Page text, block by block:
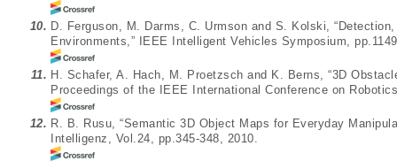
10. D. Ferguson, M. Darms, C. Urmson and S. Kolski,
Environments,” IEEE Intelligent Vehicles Symposium,
11. H. Schafer, A. Hach, M. Proetzsch and K. Berns, “3D
Proceedings of the IEEE International Conference on
12. R. B. Rusu, “Semantic 3D Object Maps for Everyday
Intelligenz, Vol.24, pp.345-348, 2010.